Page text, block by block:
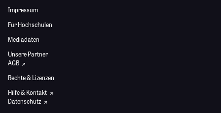
Impressum
Für Hochschulen
Mediadaten
Unsere Partner
AGB
Rechte & Lizenzen
Hilfe & Kontakt
Datenschutz